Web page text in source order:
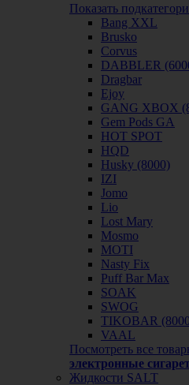
Показать
Bang XXL
Brusko
Corvus
DABBLER
Dragbar
Ejoy
GANG XBOX
Gem Pods GA
HOT SPOT
HQD
Husky (8000)
IZI
Jomo
Lio
Lost Mary
Mosmo
MOTI
Nasty Fix
Puff Bar Max
SOAK
SWOG
TIKOBAR
VAAL
Посмотреть все
электронные
Жидкости SALT